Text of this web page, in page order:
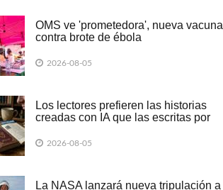
OMS ve 'prometedora', nueva vacuna
contra brote de ébola
2026-08-05
Los lectores prefieren las historias
creadas con IA que las escritas por
2026-08-05
La NASA lanzará nueva tripulación a